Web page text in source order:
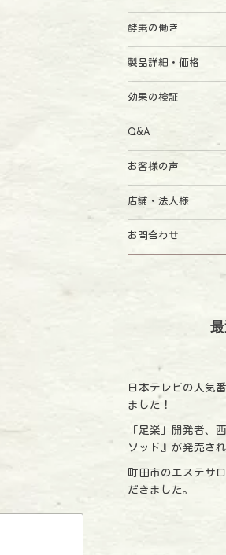
酵素の働き
製品詳細・価格
効果の検証
Q&A
お客様の声
店舗・法人様
お問合わせ
日本テレビの人気
ました！
「足楽」開発者、
ソッド』が発売さ
町田市のエステサ
だきました。